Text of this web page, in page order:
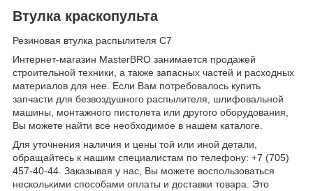
Втулка краскопульта
Резиновая втулка распылителя C7
Интернет-магазин MasterBRO занимается продажей
строительной техники, а также запасных частей и расходных
материалов для нее. Если Вам потребовалось купить
запчасти для безвоздушного распылителя, шлифовальной
машины, монтажного пистолета или другого оборудования,
Вы можете найти все необходимое в нашем каталоге.
Для уточнения наличия и цены той или иной детали,
обращайтесь к нашим специалистам по телефону: +7 (705)
457-40-44. Заказывая у нас, Вы можете воспользоваться
несколькими способами оплаты и доставки товара. Это